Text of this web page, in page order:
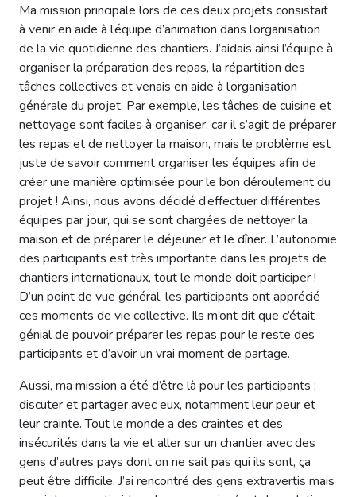
Ma mission principale lors de ces deux projets consistait
à venir en aide à l’équipe d’animation dans l’organisation
de la vie quotidienne des chantiers. J’aidais ainsi l’équipe à
organiser la préparation des repas, la répartition des
tâches collectives et venais en aide à l’organisation
générale du projet. Par exemple, les tâches de cuisine et
nettoyage sont faciles à organiser, car il s’agit de préparer
les repas et de nettoyer la maison, mais le problème est
juste de savoir comment organiser les équipes afin de
créer une manière optimisée pour le bon déroulement du
projet ! Ainsi, nous avons décidé d’effectuer différentes
équipes par jour, qui se sont chargées de nettoyer la
maison et de préparer le déjeuner et le dîner. L’autonomie
des participants est très importante dans les projets de
chantiers internationaux, tout le monde doit participer !
D’un point de vue général, les participants ont apprécié
ces moments de vie collective. Ils m’ont dit que c’était
génial de pouvoir préparer les repas pour le reste des
participants et d’avoir un vrai moment de partage.
Aussi, ma mission a été d’être là pour les participants ;
discuter et partager avec eux, notamment leur peur et
leur crainte. Tout le monde a des craintes et des
insécurités dans la vie et aller sur un chantier avec des
gens d’autres pays dont on ne sait pas qui ils sont, ça
peut être difficile. J’ai rencontré des gens extravertis mais